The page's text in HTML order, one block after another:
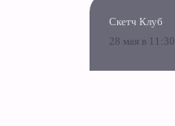
Скетч Клуб
28 мая в 11:30